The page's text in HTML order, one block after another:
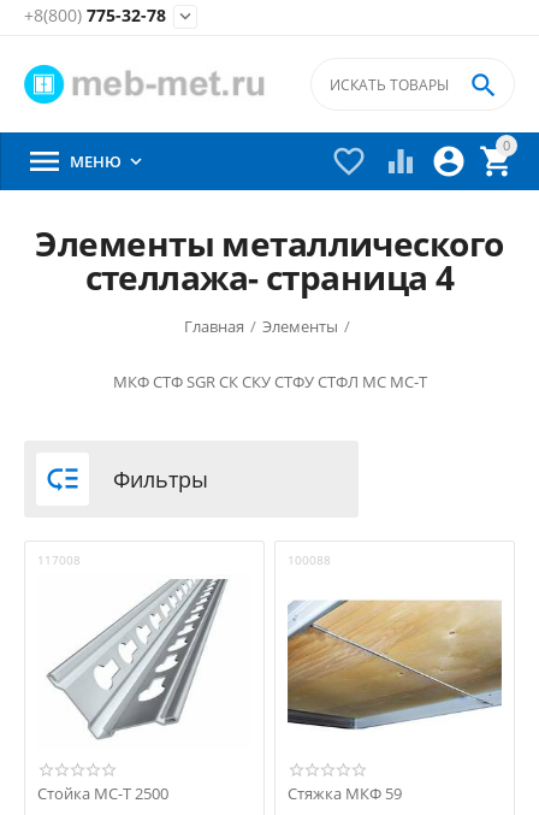
+8(800) 775-32-78 
0


 

 МЕНЮ 
Элементы металлического
стеллажа- страница 4
Главная / Элементы /
МКФСТФSGRСКСКУСТФУСТФЛ МС МС-Т
 Фильтры
117008
Стойка МС-Т 2500
100088
Стяжка МКФ 59